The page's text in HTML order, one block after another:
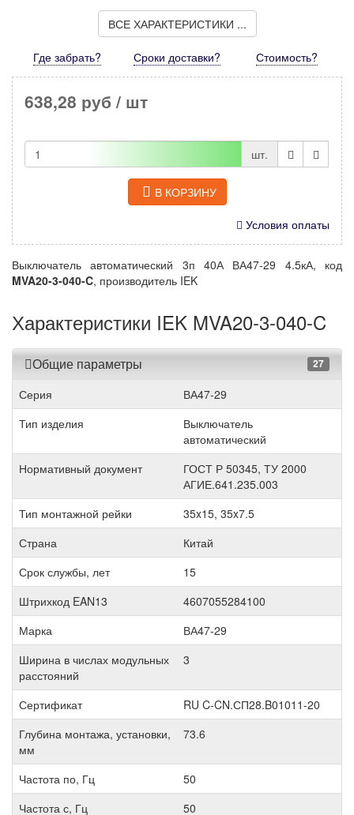
ВСЕ ХАРАКТЕРИСТИКИ ...
Где забрать? Сроки доставки? Стоимость?
638,28 руб / шт
шт.
В КОРЗИНУ
Условия оплаты
Выключатель автоматический 3п 40А ВА47-29 4.5кА, код
MVA20-3-040-C, производитель IEK
Характеристики IEK MVA20-3-040-C
Общие параметры 27
Серия
ВА47-29
Тип изделия
Выключатель
автоматический
Нормативный документ
ГОСТ Р 50345, ТУ 2000
АГИЕ.641.235.003
Тип монтажной рейки
35x15, 35x7.5
Страна
Китай
Срок службы, лет
15
Штрихкод EAN13
4607055284100
Марка
ВА47-29
Ширина в числах модульных
расстояний
3
Сертификат
RU C-CN.СП28.B01011-20
Глубина монтажа, установки,
мм
73.6
Частота по, Гц
50
Частота с, Гц
50